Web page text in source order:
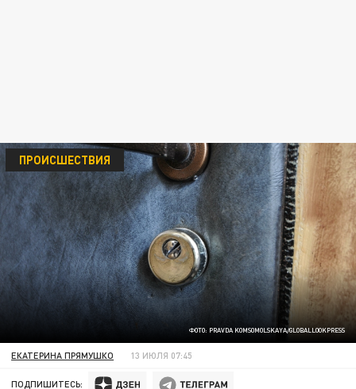
ФОТО: PRAVDA KOMSOMOLSKAYA/GLOBALLOOKPRESS
ПРОИСШЕСТВИЯ
ЕКАТЕРИНА ПРЯМУШКО 13 ИЮЛЯ 07:45
ПОДПИШИТЕСЬ: